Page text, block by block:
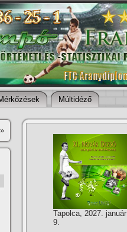
Múltidéző
Tapolca, 2027. január
9.